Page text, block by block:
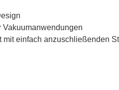
Vakuumanwendungen
mit einfach anzuschließenden